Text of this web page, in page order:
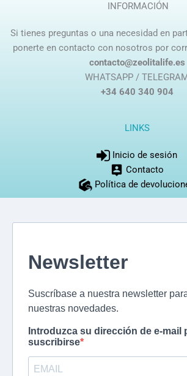
INFORMACIÓN
Si tienes preguntas o una necesidad en
ponerte en contacto con nosotros por
contacto@zeolitalife.es
WHATSAPP /
+34 640 340 904
LINKS
Inicio de sesión
Contacto
Política de